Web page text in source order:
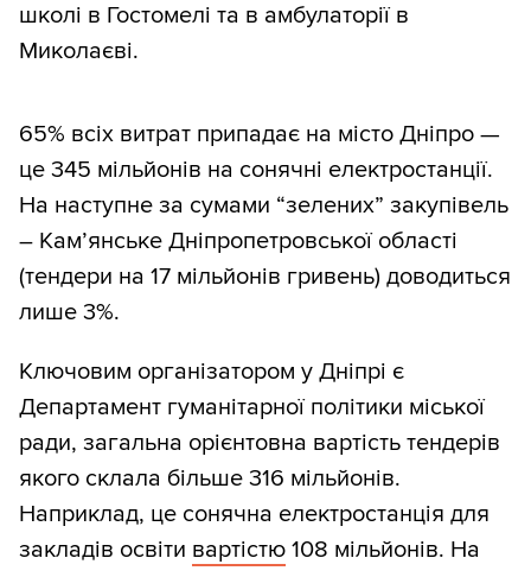
школі в Гостомелі та в амбулаторії в
Миколаєві.
65% всіх витрат припадає на місто Дніпро —
це 345 мільйонів на сонячні електростанції.
На наступне за сумами “зелених” закупівель
– Кам’янське Дніпропетровської області
(тендери на 17 мільйонів гривень) доводиться
лише 3%.
Ключовим організатором у Дніпрі є
Департамент гуманітарної політики міської
ради, загальна орієнтовна вартість тендерів
якого склала більше 316 мільйонів.
Наприклад, це сонячна електростанція для
закладів освіти вартістю 108 мільйонів. На